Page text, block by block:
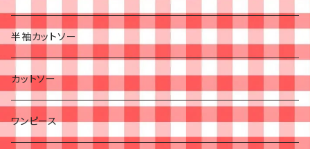
半袖カットソー
カットソー
ワンピース